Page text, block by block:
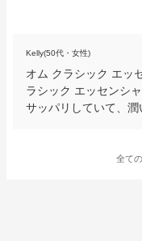
Kelly(50代・女性)
オム クラシック エッ
ラシック エッセンシ
サッパリしていて、
全て